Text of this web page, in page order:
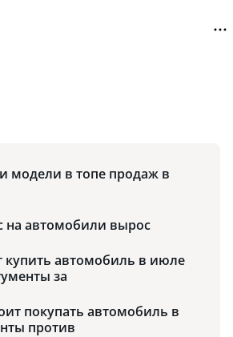
модели в топе продаж в
на автомобили вырос
купить автомобиль в июле
за
покупать автомобиль в
против